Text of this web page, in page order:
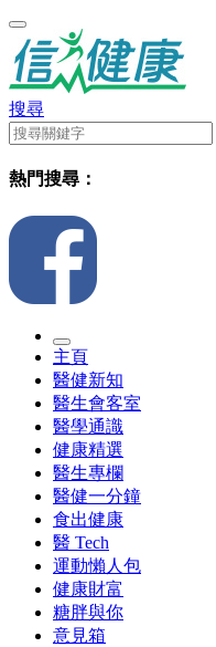
搜尋
熱門搜尋：
主頁
醫健新知
醫生會客室
醫學通識
健康精選
醫生專欄
醫健一分鐘
食出健康
醫 Tech
運動懶人包
健康財富
糖胖與你
意見箱